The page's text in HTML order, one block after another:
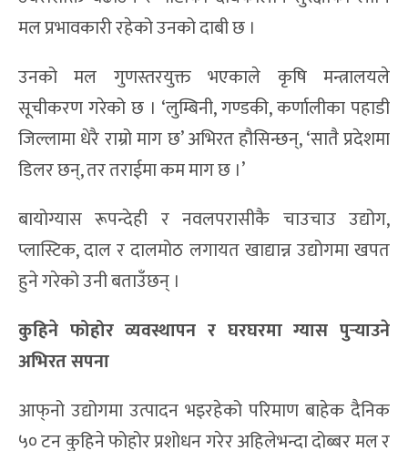
मल प्रभावकारी रहेको उनको दाबी छ ।
उनको मल गुणस्तरयुक्त भएकाले कृषि मन्त्रालयले
सूचीकरण गरेको छ । ‘लुम्बिनी, गण्डकी, कर्णालीका पहाडी
जिल्लामा धेरै राम्रो माग छ’ अभिरत हौसिन्छन्, ‘सातै प्रदेशमा
डिलर छन्, तर तराईमा कम माग छ ।’
बायोग्यास रूपन्देही र नवलपरासीकै चाउचाउ उद्योग,
प्लास्टिक, दाल र दालमोठ लगायत खाद्यान्न उद्योगमा खपत
हुने गरेको उनी बताउँछन् ।
कुहिने फोहोर व्यवस्थापन र घरघरमा ग्यास पुर्‍याउने
अभिरत सपना
आफ्‌नो उद्योगमा उत्पादन भइरहेको परिमाण बाहेक दैनिक
५० टन कुहिने फोहोर प्रशोधन गरेर अहिलेभन्दा दोब्बर मल र